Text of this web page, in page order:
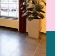
personen
80-250